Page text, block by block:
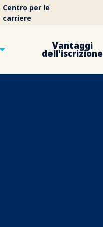
Centro per le
carriere
Vantaggi
dell'iscrizione